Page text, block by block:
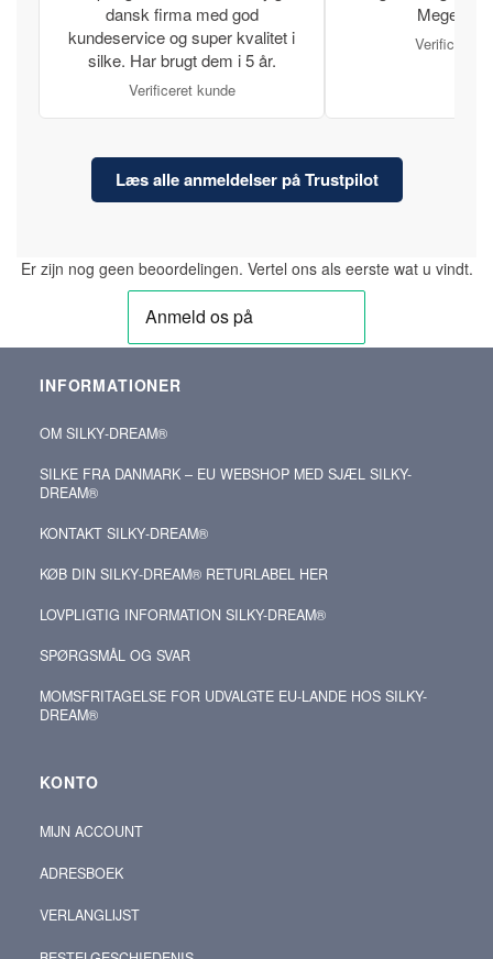
dansk firma med god
kundeservice og super kvalitet i
silke. Har brugt dem i 5 år.
Verificeret kunde
Meget
Verificeret
Læs alle anmeldelser på Trustpilot
Er zijn nog geen beoordelingen. Vertel ons als eerste wat u vindt.
INFORMATIONER
OM SILKY‑DREAM®
SILKE FRA DANMARK – EU WEBSHOP MED SJÆL SILKY-
DREAM®
KONTAKT SILKY‑DREAM®
KØB DIN SILKY‑DREAM® RETURLABEL HER
LOVPLIGTIG INFORMATION SILKY-DREAM®
SPØRGSMÅL OG SVAR
MOMSFRITAGELSE FOR UDVALGTE EU-LANDE HOS SILKY-
DREAM®
KONTO
MIJN ACCOUNT
ADRESBOEK
VERLANGLIJST